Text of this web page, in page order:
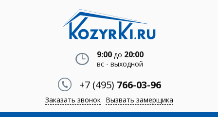
9:00до 20:00
вс - выходной
+7 (495) 766-03-96
Заказать звонок Вызвать замерщика